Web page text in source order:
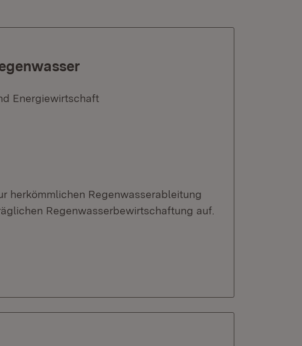
Energiewirtschaft
herkömmlichen Regenwasserableitung
Regenwasserbewirtschaftung auf.